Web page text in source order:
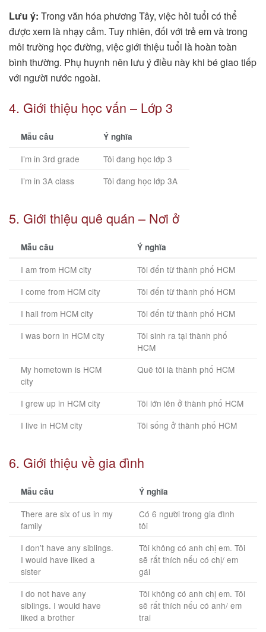
Lưu ý: Trong văn hóa phương Tây, việc hỏi tuổi có thể
được xem là nhạy cảm. Tuy nhiên, đối với trẻ em và trong
môi trường học đường, việc giới thiệu tuổi là hoàn toàn
bình thường. Phụ huynh nên lưu ý điều này khi bé giao tiếp
với người nước ngoài.
4. Giới thiệu học vấn – Lớp 3
Mẫu câu Ý nghĩa
I’m in 3rd grade
Tôi đang học lớp 3
I’m in 3A class
Tôi đang học lớp 3A
5. Giới thiệu quê quán – Nơi ở
Mẫu câu Ý nghĩa
I am from HCM city
Tôi đến từ thành phố HCM
I come from HCM city
Tôi đến từ thành phố HCM
I hail from HCM city
Tôi đến từ thành phố HCM
I was born in HCM city
Tôi sinh ra tại thành phố
HCM
My hometown is HCM
city
Quê tôi là thành phố HCM
I grew up in HCM city
Tôi lớn lên ở thành phố HCM
I live in HCM city
Tôi sống ở thành phố HCM
6. Giới thiệu về gia đình
Mẫu câu Ý nghĩa
There are six of us in my
family
Có 6 người trong gia đình
tôi
I don’t have any siblings.
I would have liked a
sister
Tôi không có anh chị em. Tôi
sẽ rất thích nếu có chị/ em
gái
I do not have any
siblings. I would have
liked a brother
Tôi không có anh chị em. Tôi
sẽ rất thích nếu có anh/ em
trai